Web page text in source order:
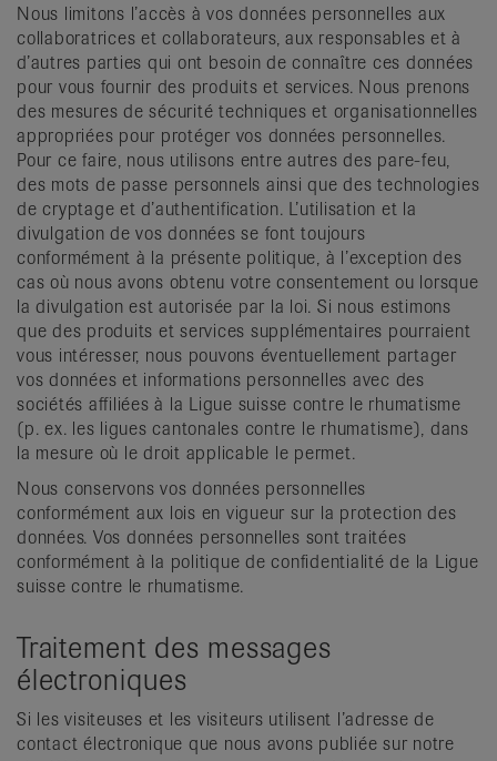
Nous limitons l’accès à vos données personnelles aux
collaboratrices et collaborateurs, aux responsables et à
d’autres parties qui ont besoin de connaître ces données
pour vous fournir des produits et services. Nous prenons
des mesures de sécurité techniques et organisationnelles
appropriées pour protéger vos données personnelles.
Pour ce faire, nous utilisons entre autres des pare-feu,
des mots de passe personnels ainsi que des technologies
de cryptage et d’authentification. L’utilisation et la
divulgation de vos données se font toujours
conformément à la présente politique, à l’exception des
cas où nous avons obtenu votre consentement ou lorsque
la divulgation est autorisée par la loi. Si nous estimons
que des produits et services supplémentaires pourraient
vous intéresser, nous pouvons éventuellement partager
vos données et informations personnelles avec des
sociétés affiliées à la Ligue suisse contre le rhumatisme
(p. ex. les ligues cantonales contre le rhumatisme), dans
la mesure où le droit applicable le permet.
Nous conservons vos données personnelles
conformément aux lois en vigueur sur la protection des
données. Vos données personnelles sont traitées
conformément à la politique de confidentialité de la Ligue
suisse contre le rhumatisme.
Traitement des messages
électroniques
Si les visiteuses et les visiteurs utilisent l’adresse de
contact électronique que nous avons publiée sur notre